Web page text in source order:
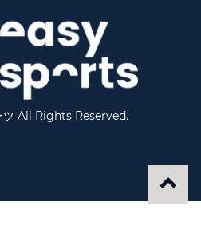
ツ All Rights Reserved.